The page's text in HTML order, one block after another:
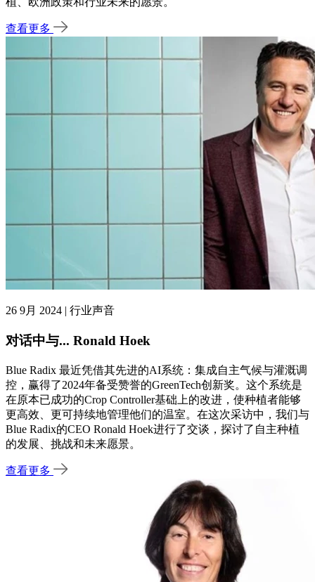
查看更多
26 9月 2024 | 行业声音
对话中与... Ronald Hoek
Blue Radix 最近凭借其先进的AI系统：集成自主气候与灌溉调
控，赢得了2024年备受赞誉的GreenTech创新奖。这个系统是
在原本已成功的Crop Controller基础上的改进，使种植者能够
更高效、更可持续地管理他们的温室。在这次采访中，我们与
Blue Radix的CEO Ronald Hoek进行了交谈，探讨了自主种植
的发展、挑战和未来愿景。
查看更多